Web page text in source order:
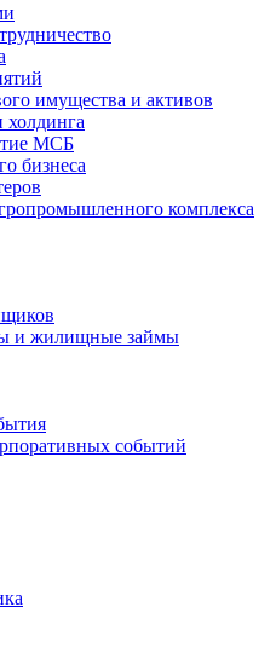
имущества и активов
МСБ
бизнеса
комплекса
и жилищные займы
событий